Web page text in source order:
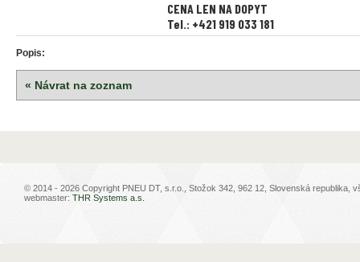
CENA LEN NA DOPYT
Tel.: +421 919 033 181
Popis:
« Návrat na zoznam
© 2014 - 2026 Copyright PNEU DT, s.r.o., Stožok 342, 962 12, Slovenská republika,
webmaster: THR Systems a.s.